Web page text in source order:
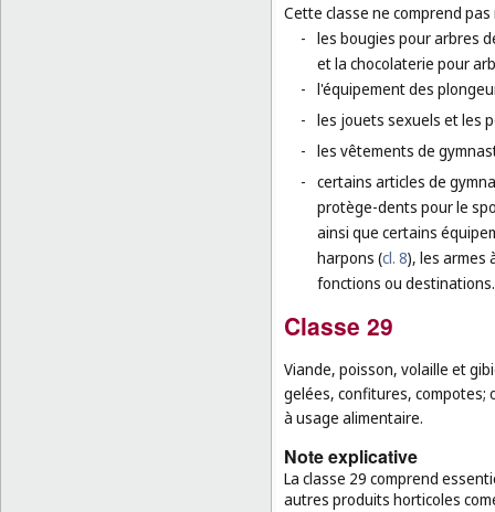
Cette classe ne comprend
- les bougies pour arbres
et la chocolaterie pour
- l'équipement des
- les jouets sexuels et les
- les vêtements de
- certains articles de
protège-dents pour le
ainsi que certains
harpons (cl. 8), les armes
fonctions ou destinations.
Classe 29
Viande, poisson, volaille et
gelées, confitures,
à usage alimentaire.
Note explicative
La classe 29 comprend
autres produits horticoles